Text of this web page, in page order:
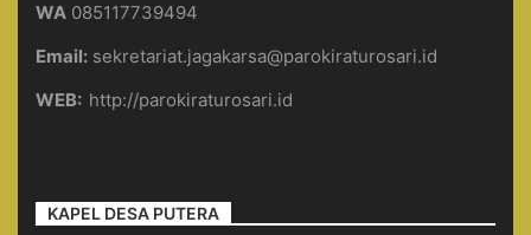
WA 085117739494
Email: sekretariat.jagakarsa@parokiraturosari.id
WEB: http://parokiraturosari.id
KAPEL DESA PUTERA